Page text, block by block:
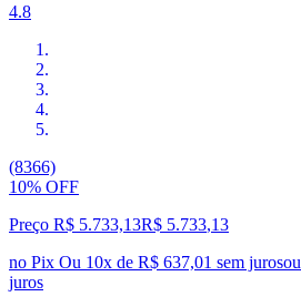
4.8
(8366)
10% OFF
Preço R$ 5.733,13R$ 5.733,13
no Pix Ou 10x de R$ 637,01 sem jurosou
juros